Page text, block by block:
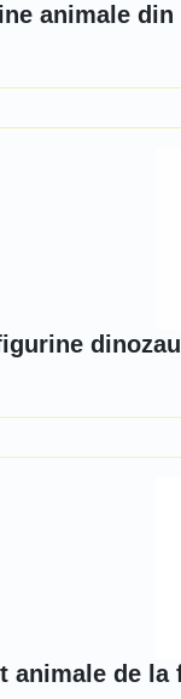
animale din
animale de la